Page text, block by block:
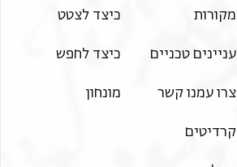
מקורות
עניינים טכניים
צרו עמנו קשר
קרדיטים
כיצד לצטט
כיצד לחפש
מונחון